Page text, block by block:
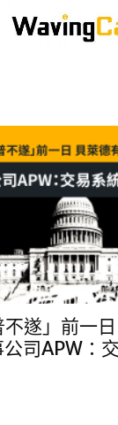
不遂」前一
公司APW：